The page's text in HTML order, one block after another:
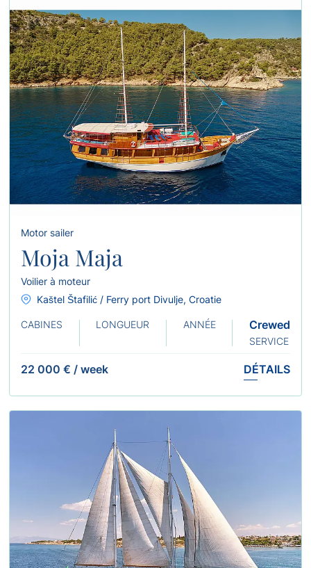
Motor sailer
Moja Maja
Voilier à moteur
Kaštel Štafilić / Ferry port Divulje, Croatie
CABINES LONGUEUR ANNÉE Crewed
SERVICE
22 000 € / week DÉTAILS